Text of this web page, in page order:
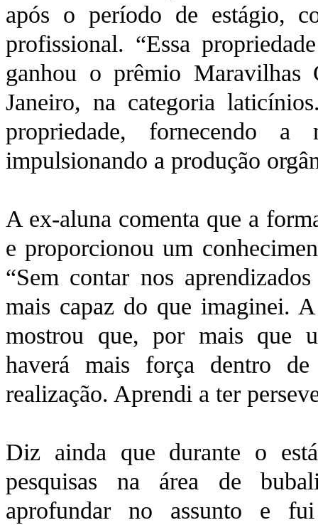
após o período de estágio,
profissional. “Essa
ganhou o prêmio Maravilhas
Janeiro, na categoria
propriedade, fornecendo a
impulsionando a produção
A ex-aluna comenta que a
e proporcionou um
“Sem contar nos
mais capaz do que imaginei.
mostrou que, por mais que
haverá mais força dentro
realização. Aprendi a ter
Diz ainda que durante o
pesquisas na área de
aprofundar no assunto e